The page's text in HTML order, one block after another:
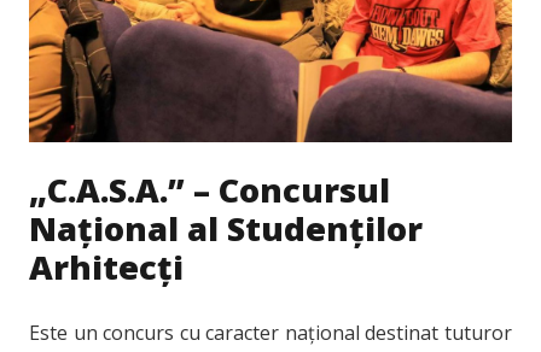
„C.A.S.A.” – Concursul
Național al Studenților
Arhitecți
Este un concurs cu caracter național destinat tuturor